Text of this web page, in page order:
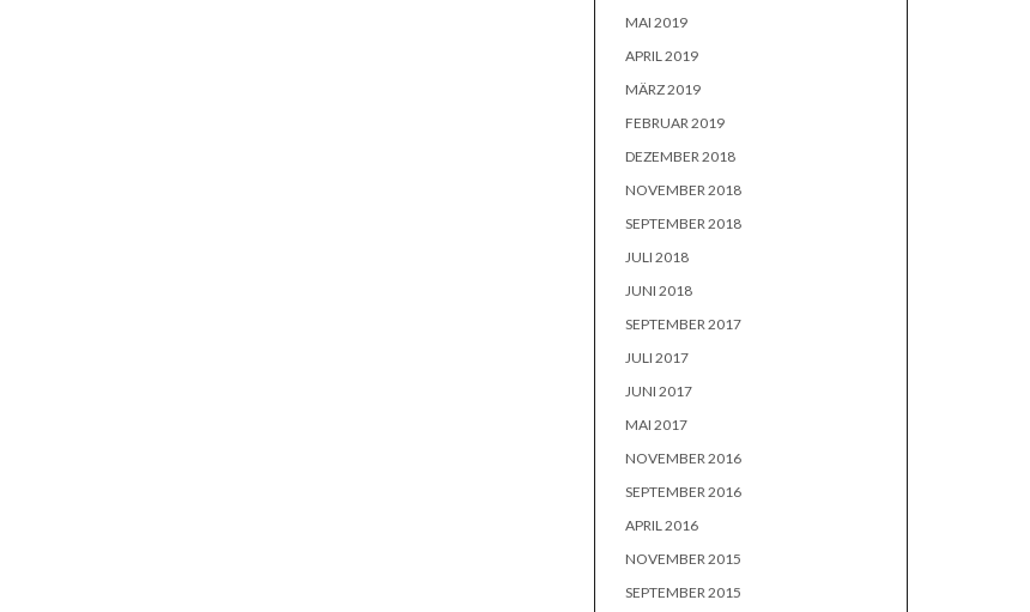
MAI 2019
APRIL 2019
MÄRZ 2019
FEBRUAR 2019
DEZEMBER 2018
NOVEMBER 2018
SEPTEMBER 2018
JULI 2018
JUNI 2018
SEPTEMBER 2017
JULI 2017
JUNI 2017
MAI 2017
NOVEMBER 2016
SEPTEMBER 2016
APRIL 2016
NOVEMBER 2015
SEPTEMBER 2015